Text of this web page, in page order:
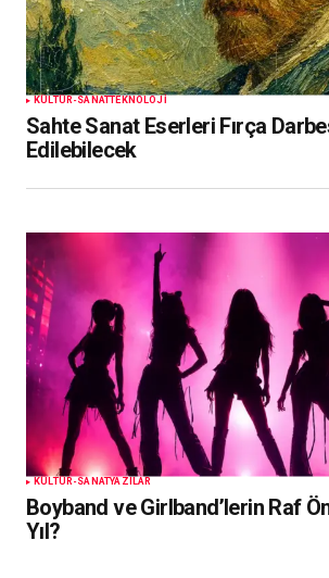
KÜLTÜR-SANATTEKNOLOJI
Sahte Sanat Eserleri Fırça
Edilebilecek
KÜLTÜR-SANATYAZILAR
Boyband ve Girlband’lerin Raf
Yıl?